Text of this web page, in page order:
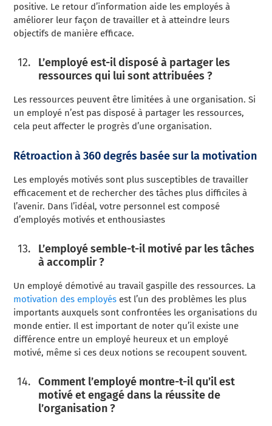
positive. Le retour d’information aide les employés à
améliorer leur façon de travailler et à atteindre leurs
objectifs de manière efficace.
L’employé est-il disposé à partager les
ressources qui lui sont attribuées ?
Les ressources peuvent être limitées à une organisation. Si
un employé n’est pas disposé à partager les ressources,
cela peut affecter le progrès d’une organisation.
Rétroaction à 360 degrés basée sur la motivation
Les employés motivés sont plus susceptibles de travailler
efficacement et de rechercher des tâches plus difficiles à
l’avenir. Dans l’idéal, votre personnel est composé
d’employés motivés et enthousiastes
L’employé semble-t-il motivé par les tâches
à accomplir ?
Un employé démotivé au travail gaspille des ressources. La
motivation des employés est l’un des problèmes les plus
importants auxquels sont confrontées les organisations du
monde entier. Il est important de noter qu’il existe une
différence entre un employé heureux et un employé
motivé, même si ces deux notions se recoupent souvent.
Comment l’employé montre-t-il qu’il est
motivé et engagé dans la réussite de
l’organisation ?